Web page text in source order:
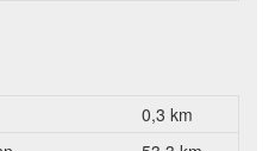
0,3 km